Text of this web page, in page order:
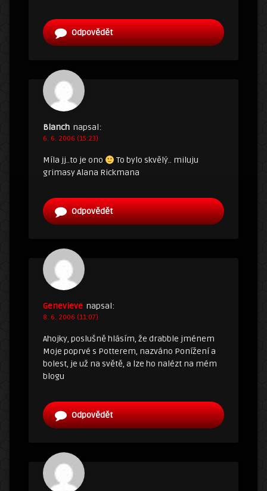
Odpovědět
Blanch napsal:
6. 6. 2006 (15:23)
Míla jj..to je ono
To bylo skvělý.. miluju
grimasy Alana Rickmana
Odpovědět
Genevieve napsal:
8. 6. 2006 (11:07)
Ahojky, poslušně hlásím, že drabble jménem
Moje poprvé s Potterem, nazváno Ponížení a
bolest, je už na světě, a lze ho nalézt na mém
blogu
Odpovědět